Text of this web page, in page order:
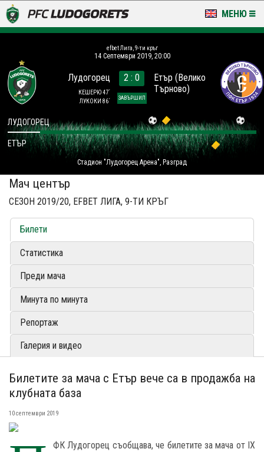
МЕНЮ
LUDOGORETS TV
НА ТЕРЕНА
СТАДИОН & БАЗИ
КЛУБ
ЗА ФЕНОВЕ
efbet Лига, 9-ти кръг
14 Септември 2019, 20:00
Лудогорец
КЕШЕРЮ 47´
ЛУКОКИ 86´
2 : 0
ЗАВЪРШИЛ
Етър (Велико
Търново)
Стадион "Лудогорец Арена", Разград
ЛУДОГОРЕЦ
ЕТЪР
Мач център
СЕЗОН 2019/20, EFBET ЛИГА, 9-ТИ КРЪГ
Билети
Статистика
Преди мача
Минута по минута
Репортаж
Галерия и видео
Билетите за мача с Етър вече са в продажба на
клубната база
10 септември 2019
ФК Лудогорец съобщава, че билетите за мача от IX